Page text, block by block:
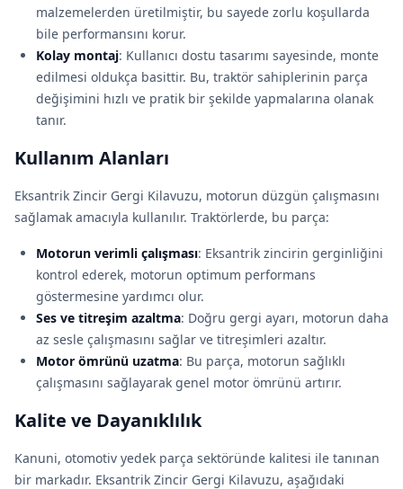
malzemelerden üretilmiştir, bu sayede zorlu koşullarda
bile performansını korur.
Kolay montaj: Kullanıcı dostu tasarımı sayesinde, monte
edilmesi oldukça basittir. Bu, traktör sahiplerinin parça
değişimini hızlı ve pratik bir şekilde yapmalarına olanak
tanır.
Kullanım Alanları
Eksantrik Zincir Gergi Kilavuzu, motorun düzgün çalışmasını
sağlamak amacıyla kullanılır. Traktörlerde, bu parça:
Motorun verimli çalışması: Eksantrik zincirin gerginliğini
kontrol ederek, motorun optimum performans
göstermesine yardımcı olur.
Ses ve titreşim azaltma: Doğru gergi ayarı, motorun daha
az sesle çalışmasını sağlar ve titreşimleri azaltır.
Motor ömrünü uzatma: Bu parça, motorun sağlıklı
çalışmasını sağlayarak genel motor ömrünü artırır.
Kalite ve Dayanıklılık
Kanuni, otomotiv yedek parça sektöründe kalitesi ile tanınan
bir markadır. Eksantrik Zincir Gergi Kilavuzu, aşağıdaki